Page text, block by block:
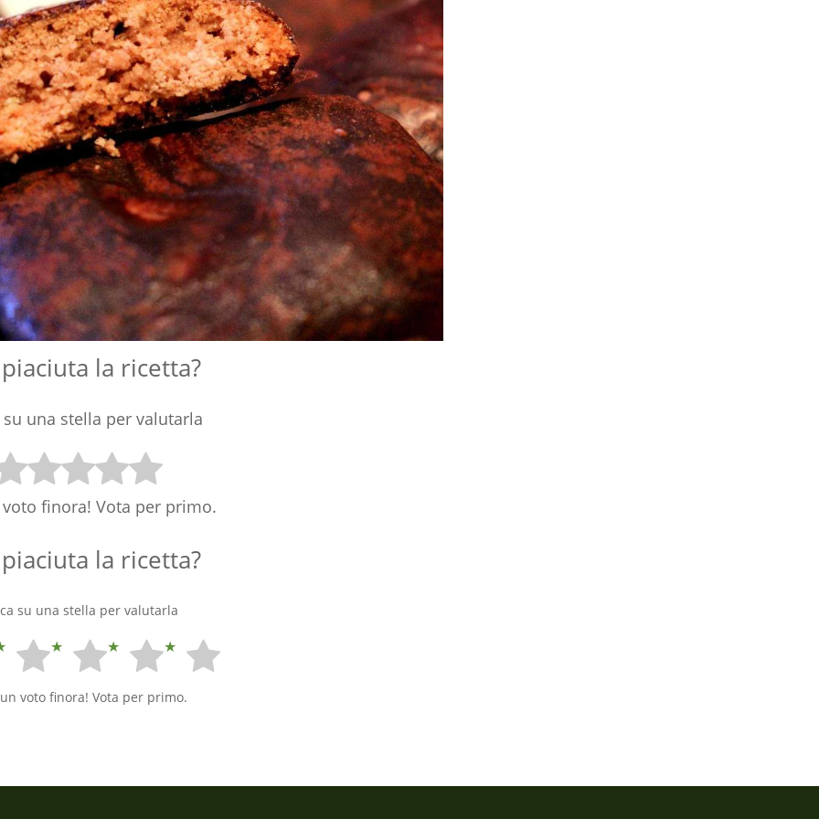
la ricetta?
su una stella per valutarla
finora! Vota per primo.
la ricetta?
su una stella per valutarla
voto finora! Vota per primo.